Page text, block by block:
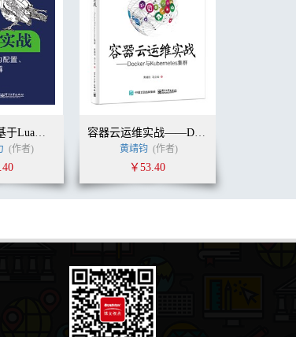
Nginx实战：基于Lua语言的配置、开发与架构详解
(作者)
容器云运维实战——Docker与Kubernetes集群
黄靖钧 (作者)
￥53.40